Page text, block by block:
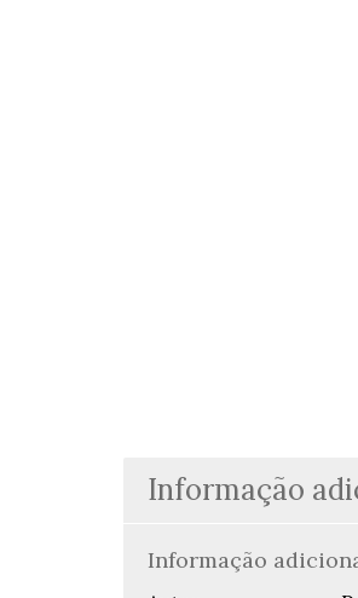
Informação
Informação